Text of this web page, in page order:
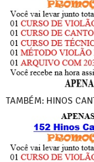
TAMBÉM: HINOS